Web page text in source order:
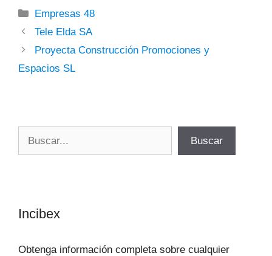
Categorías
Empresas 48
Tele Elda SA
Proyecta Construcción Promociones y
Espacios SL
Buscar
Incibex
Obtenga información completa sobre cualquier